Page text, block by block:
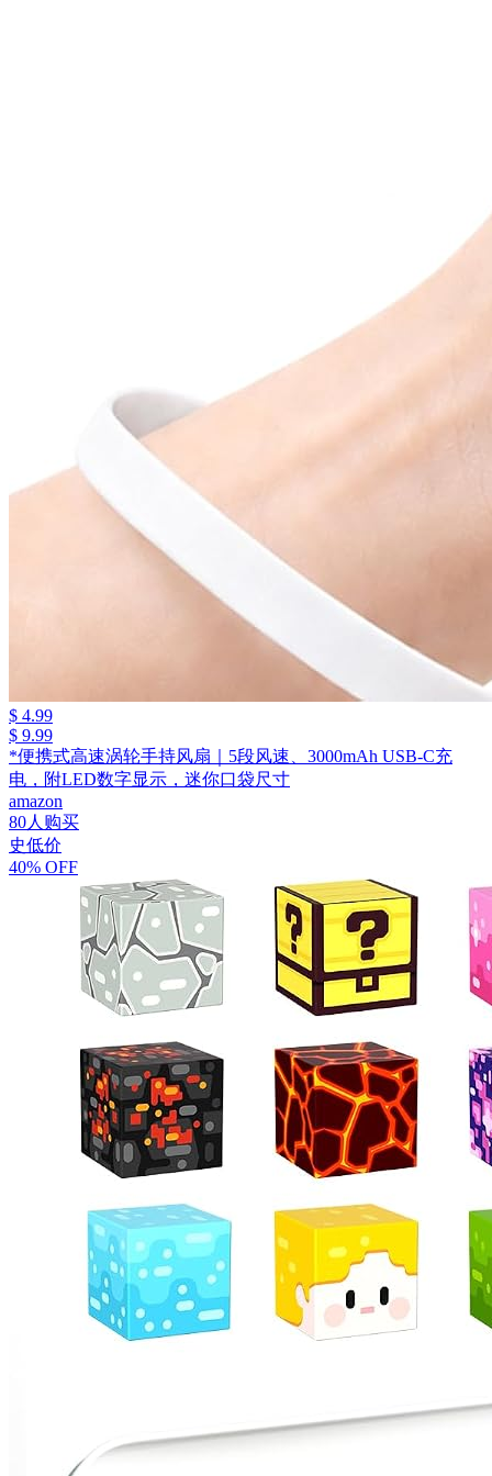
$ 4.99
$ 9.99
*便携式高速涡轮手持风扇｜5段风速、3000mAh USB-C充
电，附LED数字显示，迷你口袋尺寸
amazon
80人购买
史低价
40% OFF